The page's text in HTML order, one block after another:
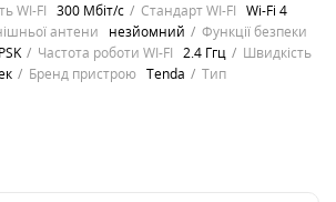
WI-FI 300 Мбіт/с Стандарт WI-FI Wi-Fi 4
антени незйомний
Функції безпеки
Частота роботи WI-FI 2.4 Ггц
Швидкість
Бренд пристрою Tenda
Тип